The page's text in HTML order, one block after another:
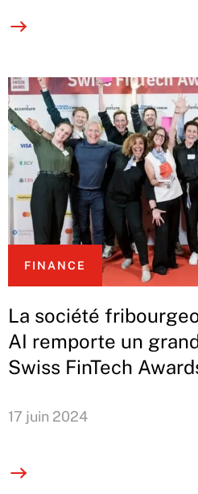
FINANCE
La société
AI remporte un
Swiss FinTech
17 juin 2024